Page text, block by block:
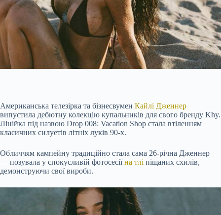
Американська телезірка та бізнесвумен Кайлі Дженнер
випустила дебютну колекцію купальників для свого бренду Khy.
Лінійка під назвою Drop 008: Vacation Shop стала втіленням
класичних силуетів літніх луків 90-х.
Обличчям кампейну традиційно стала сама 26-річна Дженнер
— позувала у спокусливій фотосесіїна тлі піщаних схилів,
демонструючи свої вироби.